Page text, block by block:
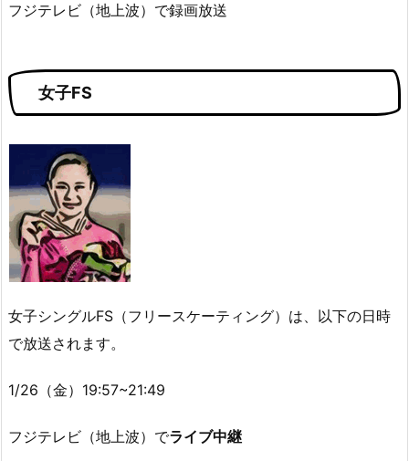
フジテレビ（地上波）で録画放送
女子FS
女子シングルFS（フリースケーティング）は、以下の日時
で放送されます。
1/26（金）19:57~21:49
フジテレビ（地上波）でライブ中継